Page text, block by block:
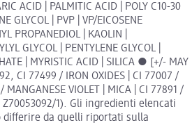
ACID | PALMITIC ACID | POLY C10-30
GLYCOL | PVP | VP/EICOSENE
PROPANEDIOL | KAOLIN |
GLYCOL | PENTYLENE GLYCOL |
| MYRISTIC ACID | SILICA ● [+/- MAY
CI 77499 / IRON OXIDES | CI 77007 /
MANGANESE VIOLET | MICA | CI 77891 /
Z70053092/1). Gli ingredienti elencati
differire da quelli riportati sulla